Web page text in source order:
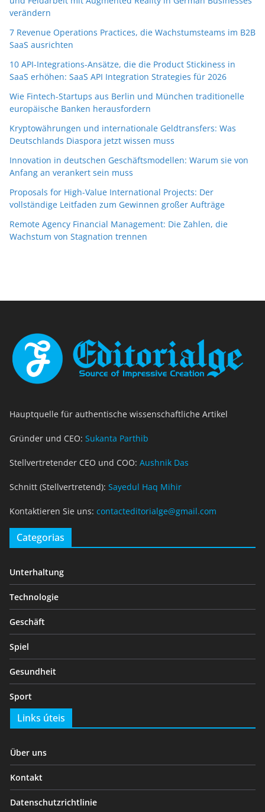
verändern
7 Revenue Operations Practices, die Wachstumsteams im B2B
SaaS ausrichten
10 API-Integrations-Ansätze, die die Product Stickiness in
SaaS erhöhen: SaaS API Integration Strategies für 2026
Wie Fintech-Startups aus Berlin und München traditionelle
europäische Banken herausfordern
Kryptowährungen und internationale Geldtransfers: Was
Deutschlands Diaspora jetzt wissen muss
Innovation in deutschen Geschäftsmodellen: Warum sie von
Anfang an verankert sein muss
Proposals for High-Value International Projects: Der
vollständige Leitfaden zum Gewinnen großer Aufträge
Remote Agency Financial Management: Die Zahlen, die
Wachstum von Stagnation trennen
Hauptquelle für authentische wissenschaftliche Artikel
Gründer und CEO: Sukanta Parthib
Stellvertretender CEO und COO: Aushnik Das
Schnitt (Stellvertretend): Sayedul Haq Mihir
Kontaktieren Sie uns: contacteditorialge@gmail.com
Categorias
Unterhaltung
Technologie
Geschäft
Spiel
Gesundheit
Sport
Links úteis
Über uns
Kontakt
Datenschutzrichtlinie